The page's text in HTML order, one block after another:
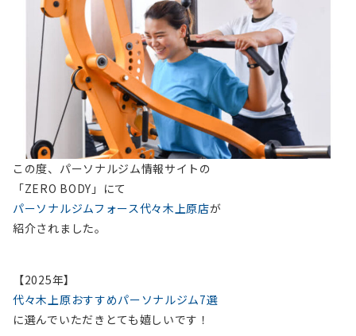
この度、パーソナルジム情報サイトの
「ZERO BODY」にて
パーソナルジムフォース代々木上原店が
紹介されました。
【2025年】
代々木上原おすすめパーソナルジム7選
に選んでいただきとても嬉しいです！